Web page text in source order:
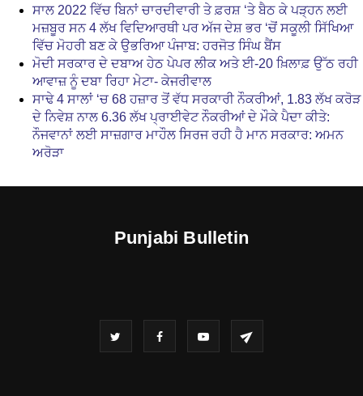
ਸਾਲ 2022 ਵਿੱਚ ਬਿਨਾਂ ਚਾਰਦੀਵਾਰੀ ਤੇ ਫ਼ਰਸ਼ ‘ਤੇ ਬੈਠ ਕੇ ਪੜ੍ਹਨ ਲਈ
ਮਜ਼ਬੂਰ ਸਨ 4 ਲੱਖ ਵਿਦਿਆਰਥੀ ਪਰ ਅੱਜ ਦੇਸ਼ ਭਰ ‘ਚੋਂ ਸਕੂਲੀ ਸਿੱਖਿਆ
ਵਿੱਚ ਮੋਹਰੀ ਬਣ ਕੇ ਉਭਰਿਆ ਪੰਜਾਬ: ਹਰਜੋਤ ਸਿੰਘ ਬੈਂਸ
ਮੋਦੀ ਸਰਕਾਰ ਦੇ ਦਬਾਅ ਹੇਠ ਪੇਪਰ ਲੀਕ ਅਤੇ ਈ-20 ਖ਼ਿਲਾਫ਼ ਉੱਠ ਰਹੀ
ਆਵਾਜ਼ ਨੂੰ ਦਬਾ ਰਿਹਾ ਮੇਟਾ- ਕੇਜਰੀਵਾਲ
ਸਾਢੇ 4 ਸਾਲਾਂ ‘ਚ 68 ਹਜ਼ਾਰ ਤੋਂ ਵੱਧ ਸਰਕਾਰੀ ਨੌਕਰੀਆਂ, 1.83 ਲੱਖ ਕਰੋੜ
ਦੇ ਨਿਵੇਸ਼ ਨਾਲ 6.36 ਲੱਖ ਪ੍ਰਾਈਵੇਟ ਨੌਕਰੀਆਂ ਦੇ ਮੌਕੇ ਪੈਦਾ ਕੀਤੇ:
ਨੌਜਵਾਨਾਂ ਲਈ ਸਾਜ਼ਗਾਰ ਮਾਹੌਲ ਸਿਰਜ ਰਹੀ ਹੈ ਮਾਨ ਸਰਕਾਰ: ਅਮਨ
ਅਰੋੜਾ
Punjabi Bulletin